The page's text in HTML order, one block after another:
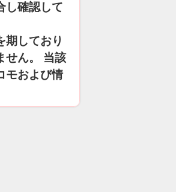
し確認して
期しており
せん。 当該
モおよび情